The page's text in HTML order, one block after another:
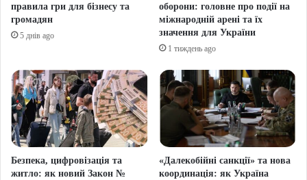
правила гри для бізнесу та
громадян
5 днів ago
оборони: головне про події на
міжнародній арені та їх
значення для України
1 тиждень ago
Безпека, цифровізація та
житло: як новий Закон №
«Далекобійні санкції» та нова
координація: як Україна